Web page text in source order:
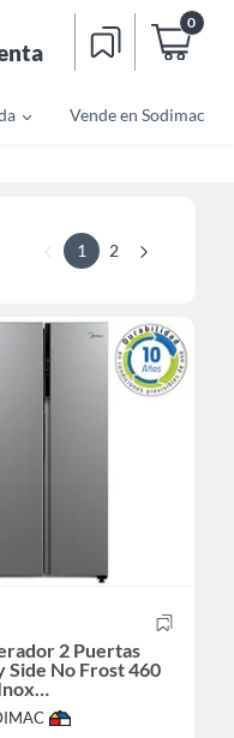
0
Vende en Sodimac
1 2
2 Puertas
Side No Frost 460